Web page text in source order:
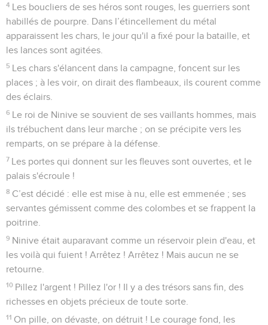
4 Les boucliers de ses héros sont rouges, les guerriers sont
habillés de pourpre. Dans l’étincellement du métal
apparaissent les chars, le jour qu'il a fixé pour la bataille, et
les lances sont agitées.
5 Les chars s'élancent dans la campagne, foncent sur les
places ; à les voir, on dirait des flambeaux, ils courent comme
des éclairs.
6 Le roi de Ninive se souvient de ses vaillants hommes, mais
ils trébuchent dans leur marche ; on se précipite vers les
remparts, on se prépare à la défense.
7 Les portes qui donnent sur les fleuves sont ouvertes, et le
palais s'écroule !
8 C’est décidé : elle est mise à nu, elle est emmenée ; ses
servantes gémissent comme des colombes et se frappent la
poitrine.
9 Ninive était auparavant comme un réservoir plein d'eau, et
les voilà qui fuient ! Arrêtez ! Arrêtez ! Mais aucun ne se
retourne.
10 Pillez l'argent ! Pillez l'or ! Il y a des trésors sans fin, des
richesses en objets précieux de toute sorte.
11 On pille, on dévaste, on détruit ! Le courage fond, les